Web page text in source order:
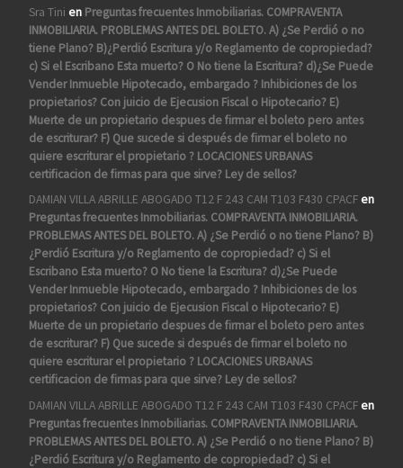
Sra Tini en Preguntas frecuentes Inmobiliarias. COMPRAVENTA
INMOBILIARIA. PROBLEMAS ANTES DEL BOLETO. A) ¿Se Perdió o no
tiene Plano? B)¿Perdió Escritura y/o Reglamento de copropiedad?
c) Si el Escribano Esta muerto? O No tiene la Escritura? d)¿Se Puede
Vender Inmueble Hipotecado, embargado ? Inhibiciones de los
propietarios? Con juicio de Ejecusion Fiscal o Hipotecario? E)
Muerte de un propietario despues de firmar el boleto pero antes
de escriturar? F) Que sucede si después de firmar el boleto no
quiere escriturar el propietario ? LOCACIONES URBANAS
certificacion de firmas para que sirve? Ley de sellos?
DAMIAN VILLA ABRILLE ABOGADO T12 F 243 CAM T103 F430 CPACFen
Preguntas frecuentes Inmobiliarias. COMPRAVENTA INMOBILIARIA.
PROBLEMAS ANTES DEL BOLETO. A) ¿Se Perdió o no tiene Plano? B)
¿Perdió Escritura y/o Reglamento de copropiedad? c) Si el
Escribano Esta muerto? O No tiene la Escritura? d)¿Se Puede
Vender Inmueble Hipotecado, embargado ? Inhibiciones de los
propietarios? Con juicio de Ejecusion Fiscal o Hipotecario? E)
Muerte de un propietario despues de firmar el boleto pero antes
de escriturar? F) Que sucede si después de firmar el boleto no
quiere escriturar el propietario ? LOCACIONES URBANAS
certificacion de firmas para que sirve? Ley de sellos?
DAMIAN VILLA ABRILLE ABOGADO T12 F 243 CAM T103 F430 CPACFen
Preguntas frecuentes Inmobiliarias. COMPRAVENTA INMOBILIARIA.
PROBLEMAS ANTES DEL BOLETO. A) ¿Se Perdió o no tiene Plano? B)
¿Perdió Escritura y/o Reglamento de copropiedad? c) Si el